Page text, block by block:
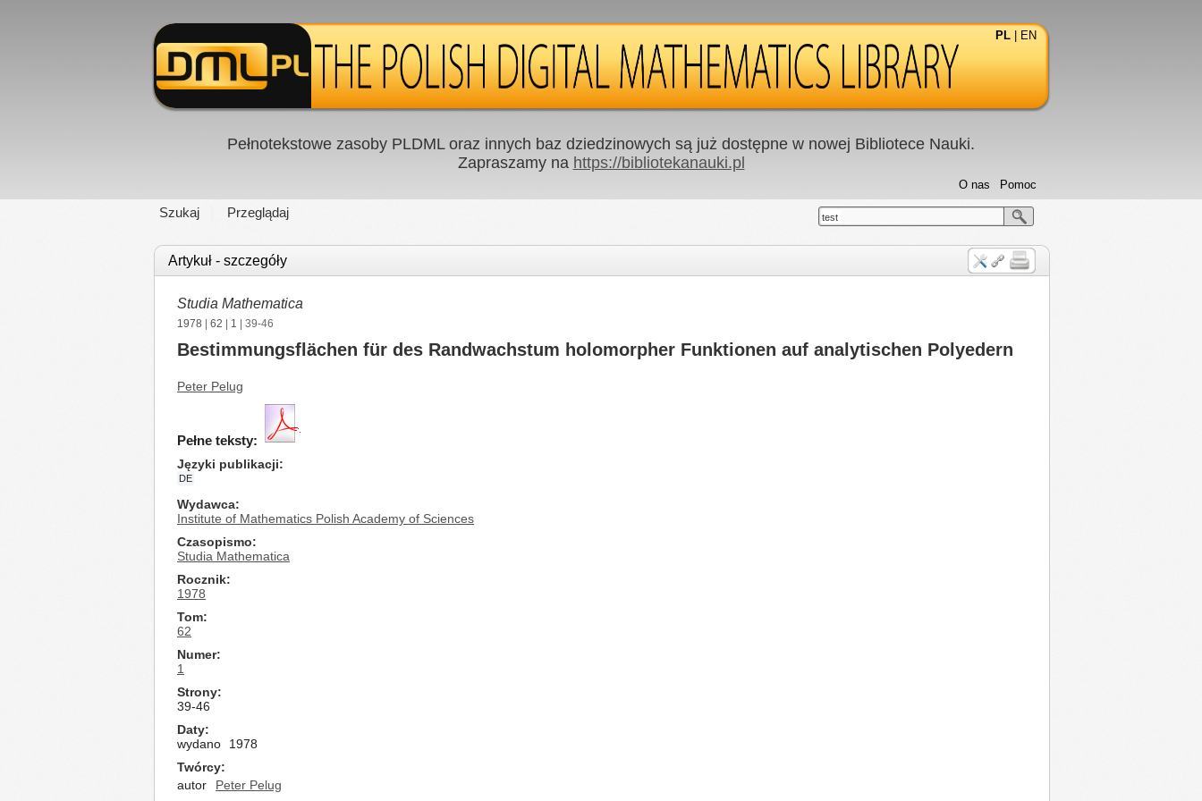
PL EN
Pełnotekstowe zasoby PLDML oraz innych baz dziedzinowych są już dostępne w nowej Bibliotece Nauki.
Zapraszamy na https://bibliotekanauki.pl
Szukaj Przeglądaj
Pomoc
O nas
test
Artykuł - szczegóły
Studia Mathematica
1978 62 1 | 39-46
Bestimmungsflächen für des Randwachstum holomorpher Funktionen auf analytischen Polyedern
Peter Pelug
Pełne teksty:
Języki publikacji
DE
Wydawca
Institute of Mathematics Polish Academy of Sciences
Czasopismo
Studia Mathematica
Rocznik
1978
Tom
62
Numer
1
Strony
39-46
Daty
wydano
1978
Twórcy
autor
Peter Pelug